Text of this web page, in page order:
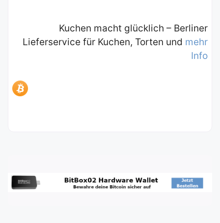
Kuchen macht glücklich – Berliner
Lieferservice für Kuchen, Torten und mehr
Info